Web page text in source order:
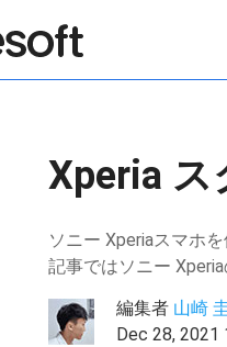
Xperia
ソニー Xperiaスマホ
記事ではソニー
編集者 山崎
Dec 28, 2021